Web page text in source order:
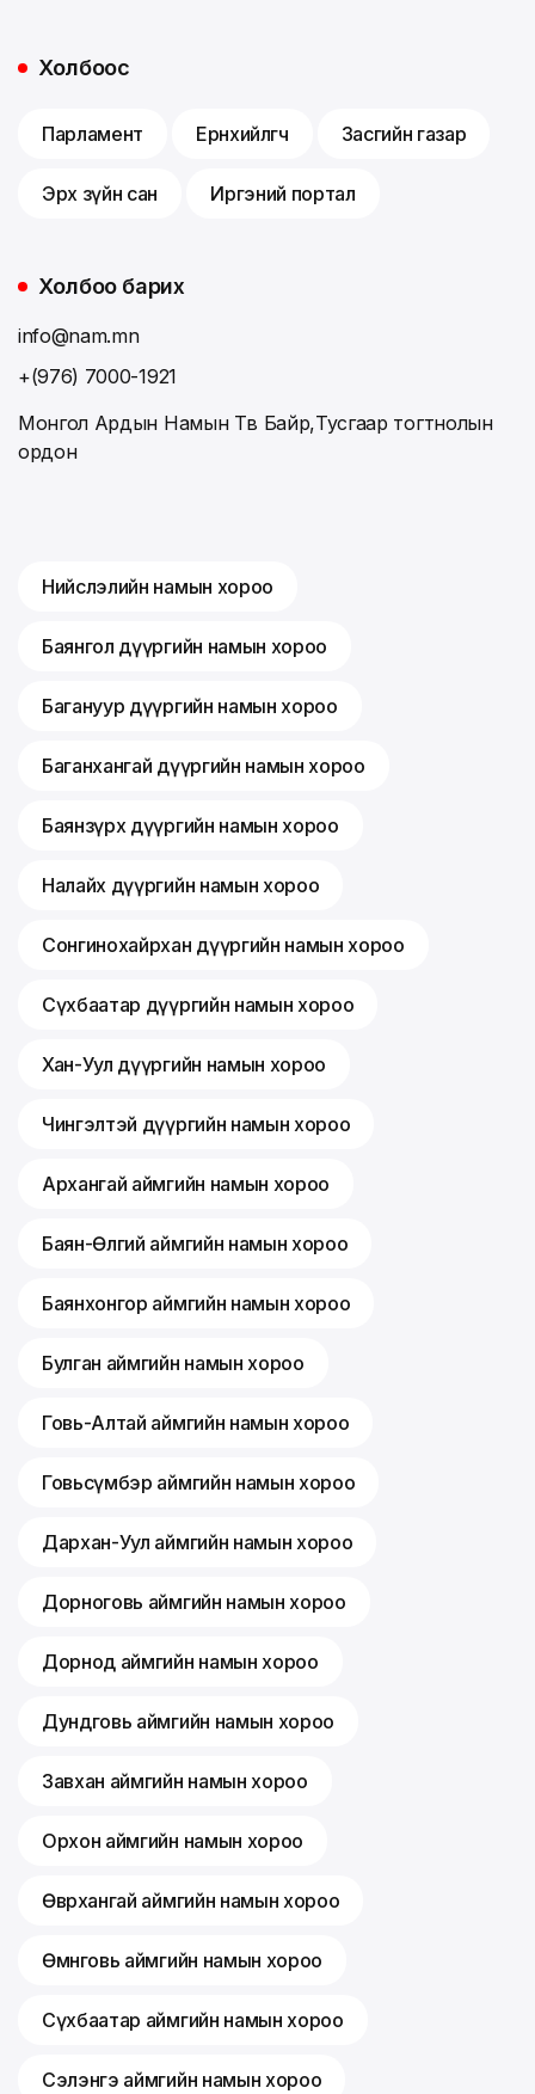
Холбоос
Парламент Ерөнхийлөгч Засгийн газар
Эрх зүйн сан Иргэний портал
Холбоо барих
info@nam.mn
+(976) 7000-1921
Монгол Ардын Намын Төв Байр,Тусгаар тогтнолын
ордон
Нийслэлийн намын хороо
Баянгол дүүргийн намын хороо
Багануур дүүргийн намын хороо
Баганхангай дүүргийн намын хороо
Баянзүрх дүүргийн намын хороо
Налайх дүүргийн намын хороо
Сонгинохайрхан дүүргийн намын хороо
Сүхбаатар дүүргийн намын хороо
Хан-Уул дүүргийн намын хороо
Чингэлтэй дүүргийн намын хороо
Архангай аймгийн намын хороо
Баян-Өлгий аймгийн намын хороо
Баянхонгор аймгийн намын хороо
Булган аймгийн намын хороо
Говь-Алтай аймгийн намын хороо
Говьсүмбэр аймгийн намын хороо
Дархан-Уул аймгийн намын хороо
Дорноговь аймгийн намын хороо
Дорнод аймгийн намын хороо
Дундговь аймгийн намын хороо
Завхан аймгийн намын хороо
Орхон аймгийн намын хороо
Өвөрхангай аймгийн намын хороо
Өмнөговь аймгийн намын хороо
Сүхбаатар аймгийн намын хороо
Сэлэнгэ аймгийн намын хороо